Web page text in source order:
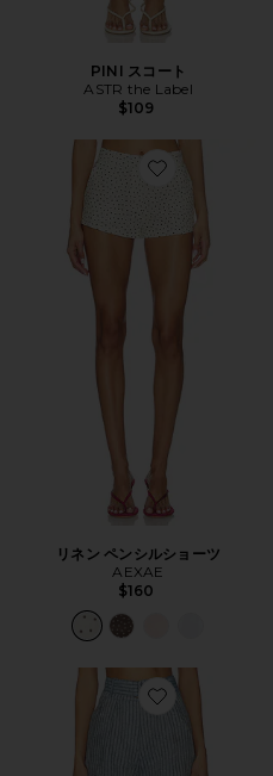
PINI スコート
ASTR the Label
$109
Favorite リネン
リネン ペンシルショーツ
AEXAE
$160
Favorite ZINNA